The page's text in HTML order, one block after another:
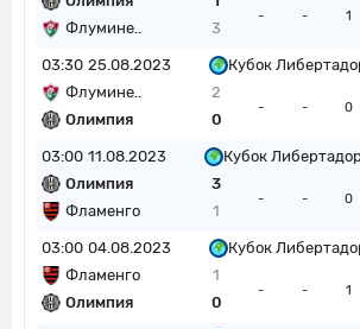
Флумине..
3
- - 1
03:30 25.08.2023
Кубок
Флумине..
2
Олимпия
0
- - 0
03:00 11.08.2023
Кубок
Олимпия
3
Фламенго
1
- - 0
03:00 04.08.2023
Кубок
Фламенго
1
Олимпия
0
- - 1